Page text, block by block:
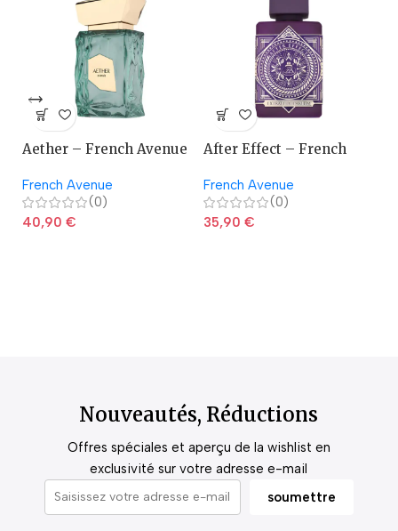
Aether – French Avenue
French Avenue
(0)
40,90 €
After Effect – French
French Avenue
(0)
35,90 €
Nouveautés, Réductions
Offres spéciales et aperçu de la wishlist en
exclusivité sur votre adresse e-mail